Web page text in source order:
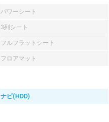
パワーシート
3列シート
フルフラットシート
フロアマット
ナビ(HDD)